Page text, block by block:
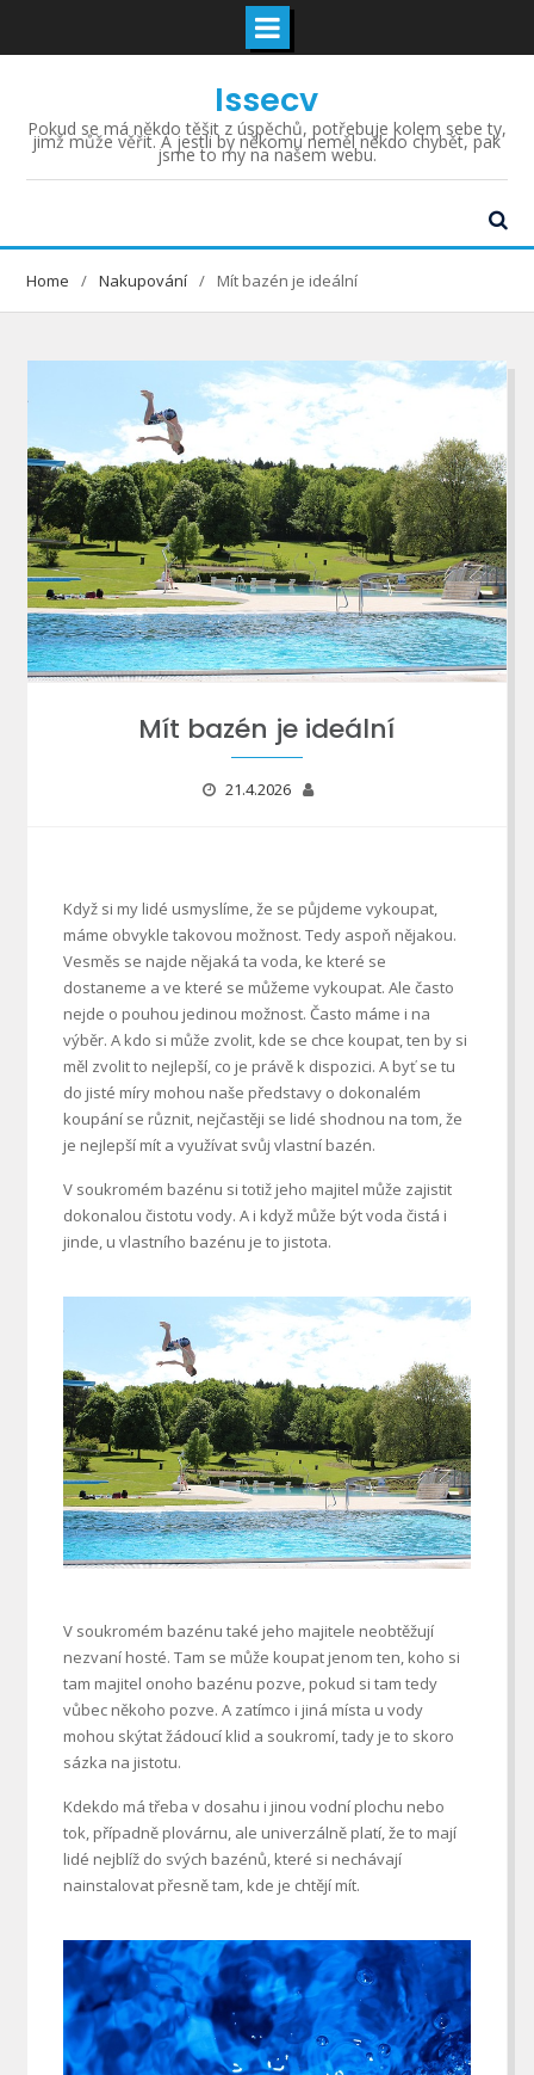
content
Issecv
Pokud se má někdo těšit z úspěchů, potřebuje kolem sebe ty,
jimž může věřit. A jestli by někomu neměl někdo chybět, pak
jsme to my na našem webu.
Home Nakupování Mít bazén je ideální
Mít bazén je ideální
21.4.2026
Když si my lidé usmyslíme, že se půjdeme vykoupat,
máme obvykle takovou možnost. Tedy aspoň nějakou.
Vesměs se najde nějaká ta voda, ke které se
dostaneme a ve které se můžeme vykoupat. Ale často
nejde o pouhou jedinou možnost. Často máme i na
výběr. A kdo si může zvolit, kde se chce koupat, ten by si
měl zvolit to nejlepší, co je právě k dispozici. A byť se tu
do jisté míry mohou naše představy o dokonalém
koupání se různit, nejčastěji se lidé shodnou na tom, že
je nejlepší mít a využívat svůj vlastní bazén.
V soukromém bazénu si totiž jeho majitel může zajistit
dokonalou čistotu vody. A i když může být voda čistá i
jinde, u vlastního bazénu je to jistota.
V soukromém bazénu také jeho majitele neobtěžují
nezvaní hosté. Tam se může koupat jenom ten, koho si
tam majitel onoho bazénu pozve, pokud si tam tedy
vůbec někoho pozve. A zatímco i jiná místa u vody
mohou skýtat žádoucí klid a soukromí, tady je to skoro
sázka na jistotu.
Kdekdo má třeba v dosahu i jinou vodní plochu nebo
tok, případně plovárnu, ale univerzálně platí, že to mají
lidé nejblíž do svých bazénů, které si nechávají
nainstalovat přesně tam, kde je chtějí mít.